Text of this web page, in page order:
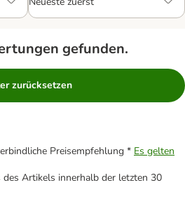
gefunden.
zurücksetzen
Preisempfehlung * Es gelten
Artikels innerhalb der letzten 30